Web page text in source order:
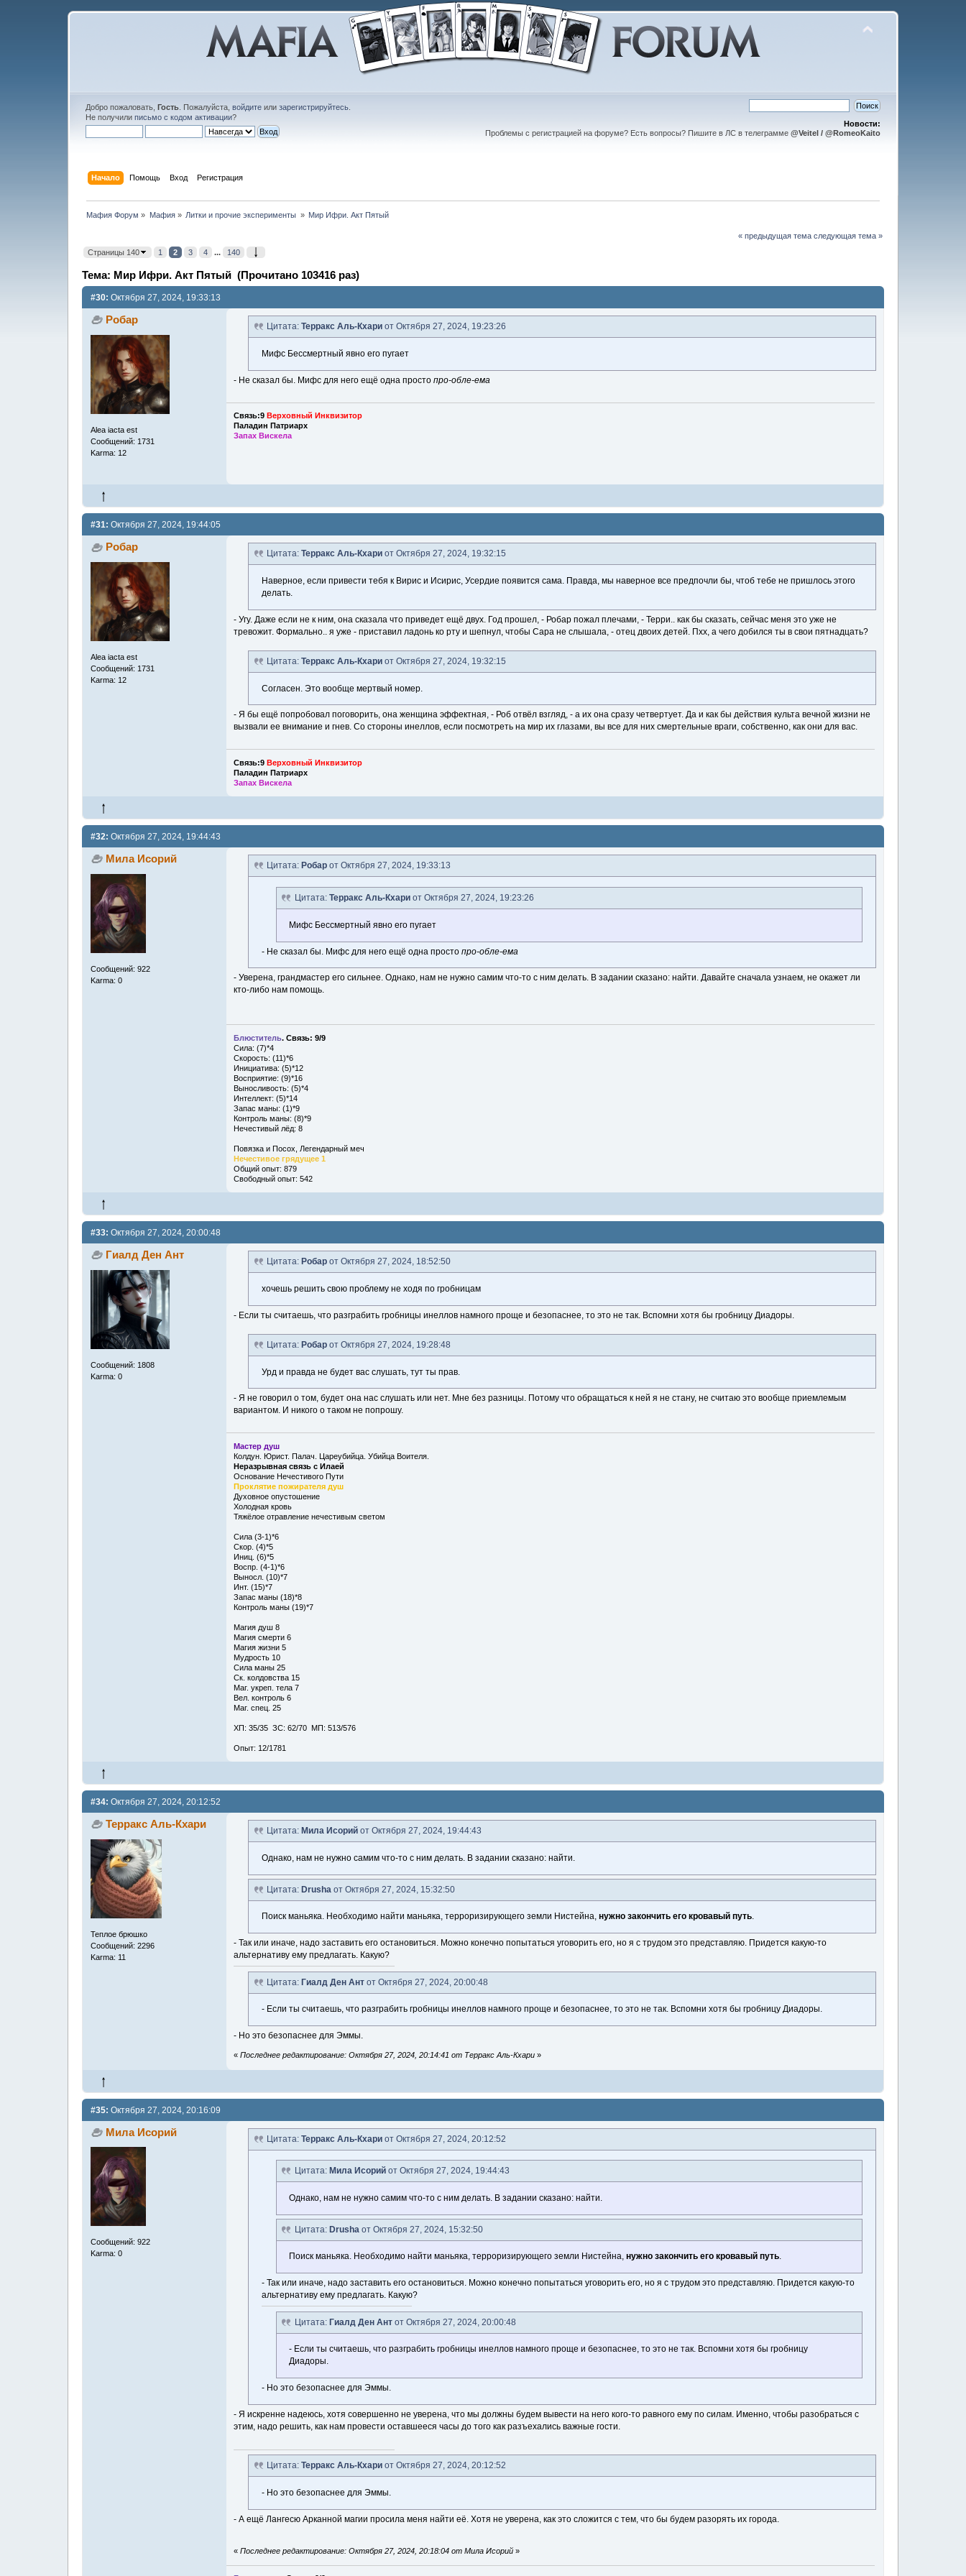
Добро пожаловать,Гость . Пожалуйста,войдите илизарегистрируйтесь
Не получилиписьмо с кодом активации?
Новости:
Проблемы с регистрацией на форуме? Есть вопросы? Пишите в ЛС в телеграмме @Veitel / @RomeoKaito
Начало Помощь Вход Регистрация
Мафия Форум » Мафия» Литки и прочие эксперименты » Мир Ифри. Акт Пятый
« предыдущая тема следующая тема »
Страницы 140
1 2 3 4 ... 140
Тема: Мир Ифри. Акт Пятый (Прочитано 103416 раз)
#30: Октября 27, 2024, 19:33:13
Робар
Alea iacta est
Сообщений: 1731
Karma: 12
Цитата:Терракс Аль-Кхари от Октября 27, 2024, 19:23:26
Мифс Бессмертный явно его пугает
- Не сказал бы. Мифс для него ещё одна простопро-обле-ема
Связь:9 Верховный Инквизитор
Паладин Патриарх
Запах Вискела
#31: Октября 27, 2024, 19:44:05
Робар
Alea iacta est
Сообщений: 1731
Karma: 12
Цитата:Терракс Аль-Кхари от Октября 27, 2024, 19:32:15
Наверное, если привести тебя к Вирис и Исирис, Усердие появится сама. Правда, мы наверное все предпочли бы, чтоб тебе не пришлось этого
делать.
- Угу. Даже если не к ним, она сказала что приведет ещё двух. Год прошел, - Робар пожал плечами, - Терри.. как бы сказать, сейчас меня это уже не
тревожит. Формально.. я уже - приставил ладонь ко рту и шепнул, чтобы Сара не слышала, - отец двоих детей. Пхх, а чего добился ты в свои пятнадцать?
Цитата:Терракс Аль-Кхари от Октября 27, 2024, 19:32:15
Согласен. Это вообще мертвый номер.
- Я бы ещё попробовал поговорить, она женщина эффектная, - Роб отвёл взгляд, - а их она сразу четвертует. Да и как бы действия культа вечной жизни не
вызвали ее внимание и гнев. Со стороны инеллов, если посмотреть на мир их глазами, вы все для них смертельные враги, собственно, как они для вас.
Связь:9Верховный Инквизитор
Паладин Патриарх
Запах Вискела
#32: Октября 27, 2024, 19:44:43
Мила Исорий
Сообщений: 922
Karma: 0
Цитата: Робар от Октября 27, 2024, 19:33:13
Цитата: Терракс Аль-Кхариот Октября 27, 2024, 19:23:26
Мифс Бессмертный явно его пугает
- Не сказал бы. Мифс для него ещё одна просто про-обле-ема
- Уверена, грандмастер его сильнее. Однако, нам не нужно самим что-то с ним делать. В задании сказано: найти. Давайте сначала узнаем, не окажет ли
кто-либо нам помощь.
Блюститель.Связь: 9/9
Сила: (7)*4
Скорость: (11)*6
Инициатива: (5)*12
Восприятие: (9)*16
Выносливость: (5)*4
Интеллект: (5)*14
Запас маны: (1)*9
Контроль маны: (8)*9
Нечестивый лёд: 8
Повязка и Посох, Легендарный меч
Нечестивое грядущее 1
Общий опыт: 879
Свободный опыт: 542
#33: Октября 27, 2024, 20:00:48
Гиалд Ден Ант
Сообщений: 1808
Karma: 0
Цитата: Робар от Октября 27, 2024, 18:52:50
хочешь решить свою проблему не ходя по гробницам
- Если ты считаешь, что разграбить гробницы инеллов намного проще и безопаснее, то это не так. Вспомни хотя бы гробницу Диадоры.
Цитата:Робар от Октября 27, 2024, 19:28:48
Урд и правда не будет вас слушать, тут ты прав.
- Я не говорил о том, будет она нас слушать или нет. Мне без разницы. Потому что обращаться к ней я не стану, не считаю это вообще приемлемым
вариантом. И никого о таком не попрошу.
Мастер душ
Колдун. Юрист. Палач. Цареубийца. Убийца Воителя.
Неразрывная связь с Илаей
Основание Нечестивого Пути
Проклятие пожирателя душ
Духовное опустошение
Холодная кровь
Тяжёлое отравление нечестивым светом
Сила (3-1)*6
Скор. (4)*5
Иниц. (6)*5
Воспр. (4-1)*6
Выносл. (10)*7
Инт. (15)*7
Запас маны (18)*8
Контроль маны (19)*7
Магия душ 8
Магия смерти 6
Магия жизни 5
Мудрость 10
Сила маны 25
Ск. колдовства 15
Маг. укреп. тела 7
Вел. контроль 6
Маг. спец. 25
ХП: 35/35 ЗС: 62/70 МП: 513/576
Опыт: 12/1781
#34: Октября 27, 2024, 20:12:52
Терракс Аль-Кхари
Теплое брюшко
Сообщений: 2296
Karma: 11
Цитата: Мила Исорий от Октября 27, 2024, 19:44:43
Однако, нам не нужно самим что-то с ним делать. В задании сказано: найти.
Цитата:Drusha от Октября 27, 2024, 15:32:50
Поиск маньяка. Необходимо найти маньяка, терроризирующего земли Нистейна, нужно закончить его кровавый путь.
- Так или иначе, надо заставить его остановиться. Можно конечно попытаться уговорить его, но я с трудом это представляю. Придется какую-то
альтернативу ему предлагать. Какую?
Цитата:Гиалд Ден Ант от Октября 27, 2024, 20:00:48
- Если ты считаешь, что разграбить гробницы инеллов намного проще и безопаснее, то это не так. Вспомни хотя бы гробницу Диадоры.
- Но это безопаснее для Эммы.
«Последнее редактирование: Октября 27, 2024, 20:14:41 от Терракс Аль-Кхари »
#35: Октября 27, 2024, 20:16:09
Мила Исорий
Сообщений: 922
Karma: 0
Цитата:Терракс Аль-Кхари от Октября 27, 2024, 20:12:52
Цитата: Мила Исорийот Октября 27, 2024, 19:44:43
Однако, нам не нужно самим что-то с ним делать. В задании сказано: найти.
Цитата: Drusha от Октября 27, 2024, 15:32:50
Поиск маньяка. Необходимо найти маньяка, терроризирующего земли Нистейна,нужно закончить его кровавый путь.
- Так или иначе, надо заставить его остановиться. Можно конечно попытаться уговорить его, но я с трудом это представляю. Придется какую-то
альтернативу ему предлагать. Какую?
Цитата: Гиалд Ден Антот Октября 27, 2024, 20:00:48
- Если ты считаешь, что разграбить гробницы инеллов намного проще и безопаснее, то это не так. Вспомни хотя бы гробницу
Диадоры.
- Но это безопаснее для Эммы.
- Я искренне надеюсь, хотя совершенно не уверена, что мы должны будем вывести на него кого-то равного ему по силам. Именно, чтобы разобраться с
этим, надо решить, как нам провести оставшееся часы до того как разъехались важные гости.
Цитата:Терракс Аль-Кхари от Октября 27, 2024, 20:12:52
- Но это безопаснее для Эммы.
- А ещё Лангесю Арканной магии просила меня найти её. Хотя не уверена, как это сложится с тем, что бы будем разорять их города.
«Последнее редактирование: Октября 27, 2024, 20:18:04 от Мила Исорий »